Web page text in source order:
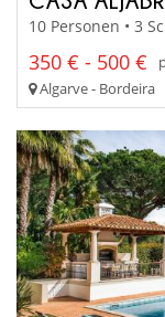
10 Personen • 3
350 € - 500 €
Algarve - Bordeira